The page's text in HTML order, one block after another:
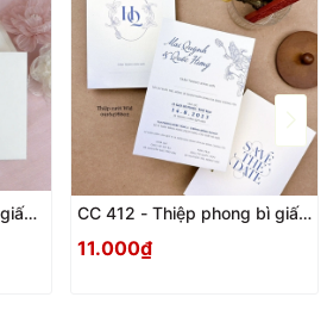
nổi
CC 412 - Thiệp phong bì giấy
11.000₫